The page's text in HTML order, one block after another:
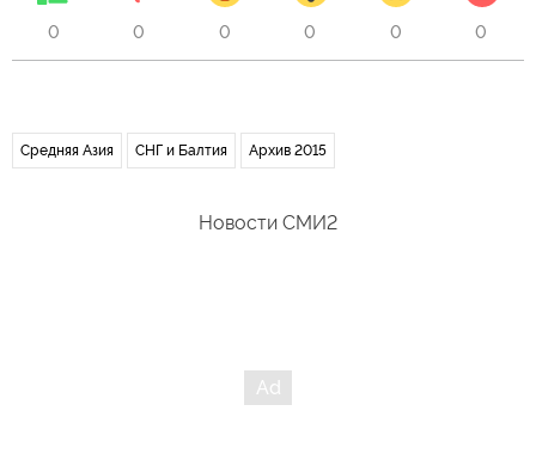
0 0 0 0 0 0
Средняя Азия СНГ и Балтия Архив 2015
Новости СМИ2